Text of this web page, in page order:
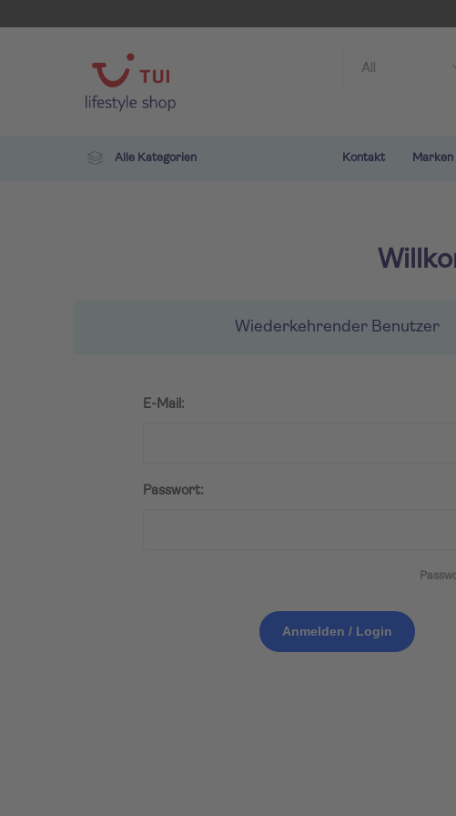
Alle Kategorien Kontakt Marken
Wiederkehrender Benutzer
E-Mail:
Passwort:
Anmelden / Login